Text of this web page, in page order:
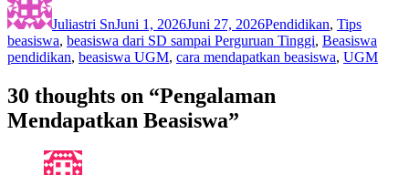
Juliastri SnJuni 1, 2026Juni 27, 2026Pendidikan, Tips
beasiswa, beasiswa dari SD sampai Perguruan Tinggi, Beasiswa
pendidikan, beasiswa UGM, cara mendapatkan beasiswa, UGM
30 thoughts on “Pengalaman
Mendapatkan Beasiswa”